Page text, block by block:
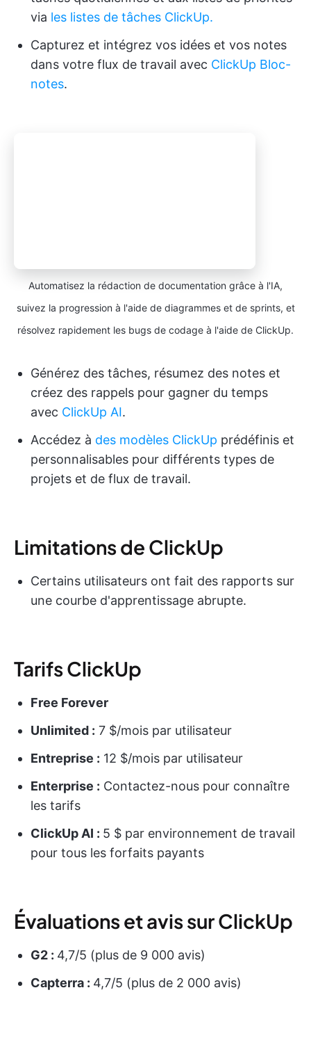
via les listes de tâches ClickUp.
Capturez et intégrez vos idées et vos notes
dans votre flux de travail avec ClickUp Bloc-
notes.
Automatisez la rédaction de documentation grâce à l'IA,
suivez la progression à l'aide de diagrammes et de sprints, et
résolvez rapidement les bugs de codage à l'aide de ClickUp.
Générez des tâches, résumez des notes et
créez des rappels pour gagner du temps
avec ClickUp AI.
Accédez à des modèles ClickUp prédéfinis et
personnalisables pour différents types de
projets et de flux de travail.
Limitations de ClickUp
Certains utilisateurs ont fait des rapports sur
une courbe d'apprentissage abrupte.
Tarifs ClickUp
Free Forever
Unlimited : 7 $/mois par utilisateur
Entreprise : 12 $/mois par utilisateur
Enterprise : Contactez-nous pour connaître
les tarifs
ClickUp AI : 5 $ par environnement de travail
pour tous les forfaits payants
Évaluations et avis sur ClickUp
G2 : 4,7/5 (plus de 9 000 avis)
Capterra : 4,7/5 (plus de 2 000 avis)